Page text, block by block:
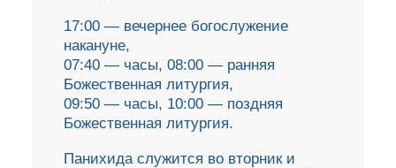
17:00 — вечернее богослужение
накануне,
07:40 — часы, 08:00 — ранняя
Божественная литургия,
09:50 — часы, 10:00 — поздняя
Божественная литургия.
Панихида служится во вторник и